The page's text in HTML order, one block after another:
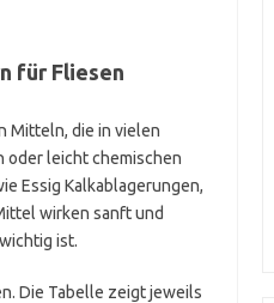
für Fliesen
Mitteln, die in vielen
oder leicht chemischen
Essig Kalkablagerungen,
wirken sanft und
ist.
Die Tabelle zeigt jeweils